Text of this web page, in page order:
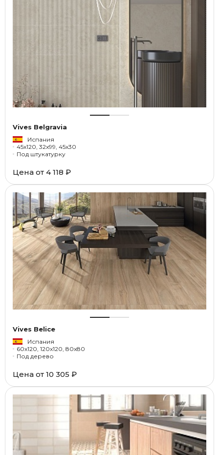
Vives Belgravia
Испания
45x120, 32x99, 45x30
Под штукатурку
Цена от 4 118 ₽
Vives Belice
Испания
60x120, 120x120, 80x80
Под дерево
Цена от 10 305 ₽